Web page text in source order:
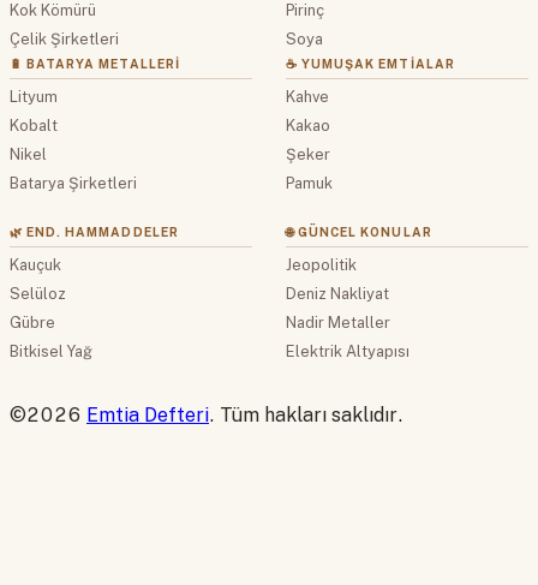
Kok Kömürü
Çelik Şirketleri
🔋 BATARYA METALLERI
Lityum
Kobalt
Nikel
Batarya Şirketleri
Pirinç
Soya
☕ YUMUŞAK EMTIALAR
Kahve
Kakao
Şeker
Pamuk
🌿 END. HAMMADDELER
Kauçuk
Selüloz
Gübre
Bitkisel Yağ
🌐 GÜNCEL KONULAR
Jeopolitik
Deniz Nakliyat
Nadir Metaller
Elektrik Altyapısı
©2026 Emtia Defteri. Tüm hakları saklıdır.